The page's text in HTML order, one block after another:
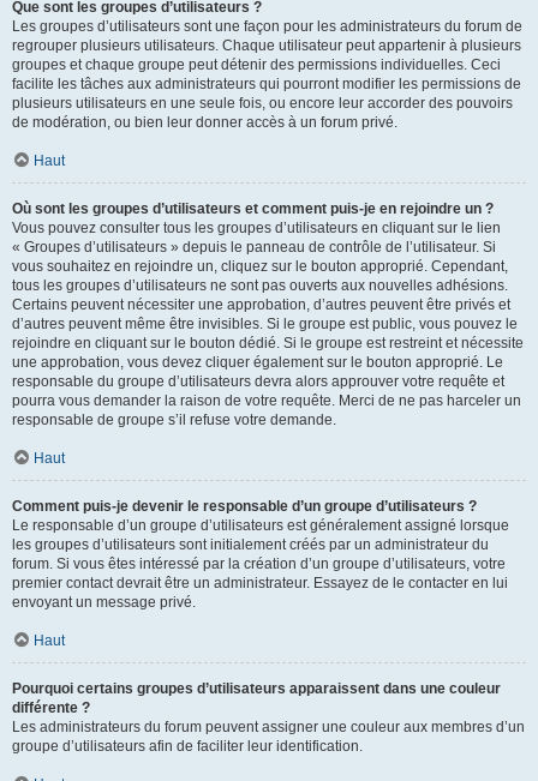
Que sont les groupes d’utilisateurs ?
Les groupes d’utilisateurs sont une façon pour les administrateurs du forum de
regrouper plusieurs utilisateurs. Chaque utilisateur peut appartenir à plusieurs
groupes et chaque groupe peut détenir des permissions individuelles. Ceci
facilite les tâches aux administrateurs qui pourront modifier les permissions de
plusieurs utilisateurs en une seule fois, ou encore leur accorder des pouvoirs
de modération, ou bien leur donner accès à un forum privé.
Haut
Où sont les groupes d’utilisateurs et comment puis-je en rejoindre un ?
Vous pouvez consulter tous les groupes d’utilisateurs en cliquant sur le lien
« Groupes d’utilisateurs » depuis le panneau de contrôle de l’utilisateur. Si
vous souhaitez en rejoindre un, cliquez sur le bouton approprié. Cependant,
tous les groupes d’utilisateurs ne sont pas ouverts aux nouvelles adhésions.
Certains peuvent nécessiter une approbation, d’autres peuvent être privés et
d’autres peuvent même être invisibles. Si le groupe est public, vous pouvez le
rejoindre en cliquant sur le bouton dédié. Si le groupe est restreint et nécessite
une approbation, vous devez cliquer également sur le bouton approprié. Le
responsable du groupe d’utilisateurs devra alors approuver votre requête et
pourra vous demander la raison de votre requête. Merci de ne pas harceler un
responsable de groupe s’il refuse votre demande.
Haut
Comment puis-je devenir le responsable d’un groupe d’utilisateurs ?
Le responsable d’un groupe d’utilisateurs est généralement assigné lorsque
les groupes d’utilisateurs sont initialement créés par un administrateur du
forum. Si vous êtes intéressé par la création d’un groupe d’utilisateurs, votre
premier contact devrait être un administrateur. Essayez de le contacter en lui
envoyant un message privé.
Haut
Pourquoi certains groupes d’utilisateurs apparaissent dans une couleur
différente ?
Les administrateurs du forum peuvent assigner une couleur aux membres d’un
groupe d’utilisateurs afin de faciliter leur identification.